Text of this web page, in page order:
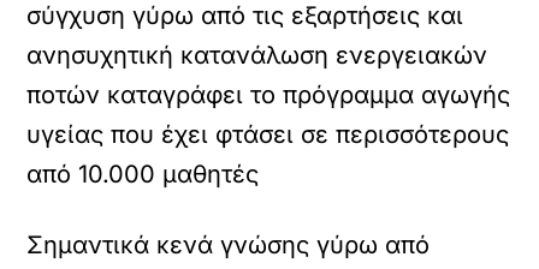
σύγχυση γύρω από τις εξαρτήσεις και
ανησυχητική κατανάλωση ενεργειακών
ποτών καταγράφει το πρόγραμμα αγωγής
υγείας που έχει φτάσει σε περισσότερους
από 10.000 μαθητές
Σημαντικά κενά γνώσης γύρω από